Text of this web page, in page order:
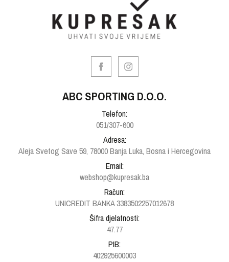
ABC SPORTING D.O.O.
Telefon:
051/307-600
Adresa:
Aleja Svetog Save 59, 78000 Banja Luka, Bosna i Hercegovina
Email:
webshop@kupresak.ba
Račun:
UNICREDIT BANKA 3383502257012678
Šifra djelatnosti:
47.77
PIB:
402925600003